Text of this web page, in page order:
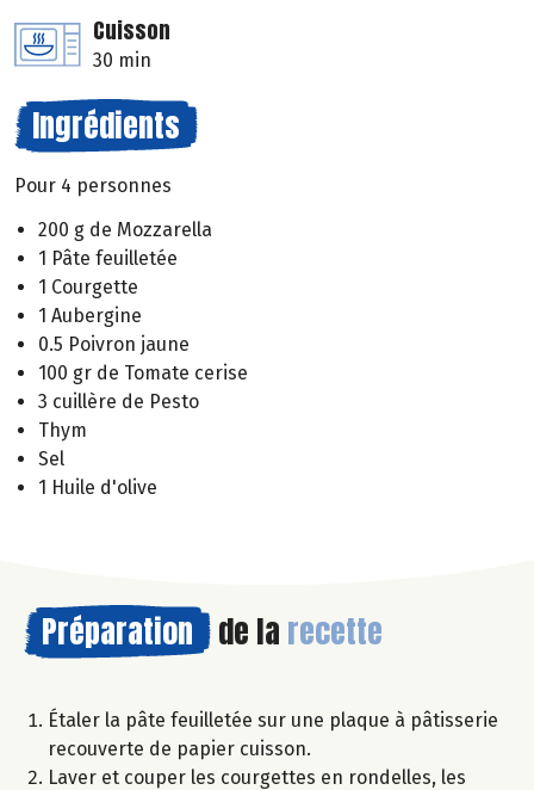
Cuisson
30 min
Ingrédients
Pour 4 personnes
200 g de Mozzarella
1 Pâte feuilletée
1 Courgette
1 Aubergine
0.5 Poivron jaune
100 gr de Tomate cerise
3 cuillère de Pesto
Thym
Sel
1 Huile d'olive
Préparation de la recette
Étaler la pâte feuilletée sur une plaque à pâtisserie
recouverte de papier cuisson.
Laver et couper les courgettes en rondelles, les